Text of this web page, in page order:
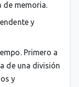
de memoria.
y
Primero a
de una división
y